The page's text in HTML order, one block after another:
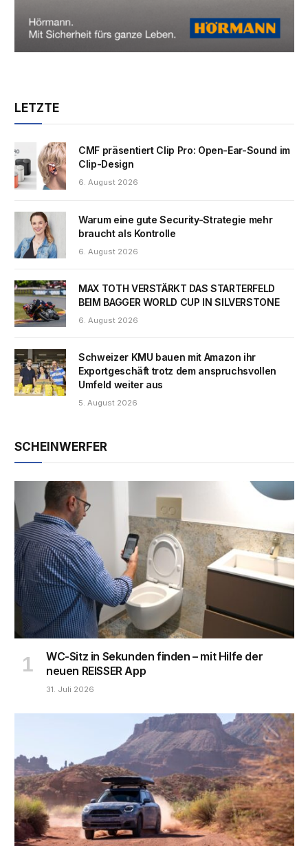
LETZTE
CMF präsentiert Clip Pro: Open-Ear-Sound im
Clip-Design
6. August 2026
Warum eine gute Security-Strategie mehr
braucht als Kontrolle
6. August 2026
MAX TOTH VERSTÄRKT DAS STARTERFELD
BEIM BAGGER WORLD CUP IN SILVERSTONE
6. August 2026
Schweizer KMU bauen mit Amazon ihr
Exportgeschäft trotz dem anspruchsvollen
Umfeld weiter aus
5. August 2026
SCHEINWERFER
WC-Sitz in Sekunden finden – mit Hilfe der
neuen REISSER App
31. Juli 2026